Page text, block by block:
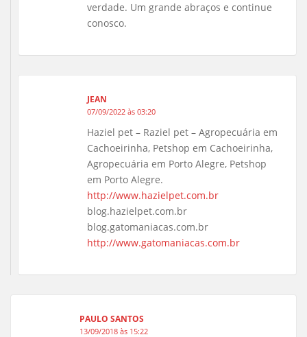
verdade. Um grande abraços e continue
conosco.
JEAN
07/09/2022 às 03:20
Haziel pet – Raziel pet – Agropecuária em
Cachoeirinha, Petshop em Cachoeirinha,
Agropecuária em Porto Alegre, Petshop
em Porto Alegre.
http://www.hazielpet.com.br
blog.hazielpet.com.br
blog.gatomaniacas.com.br
http://www.gatomaniacas.com.br
PAULO SANTOS
13/09/2018 às 15:22